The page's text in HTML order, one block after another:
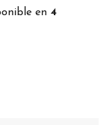
en 4